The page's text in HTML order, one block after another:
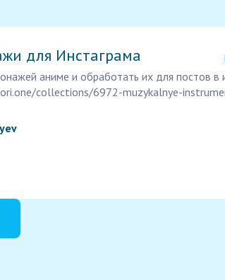
для Инстаграма
аниме и обработать их для постов в
collections/6972-muzykalnye-